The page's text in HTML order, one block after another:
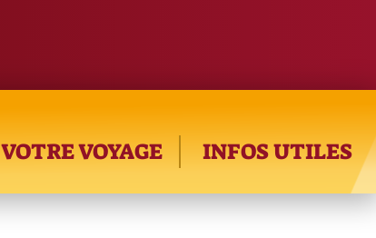
VOTRE VOYAGE INFOS UTILES